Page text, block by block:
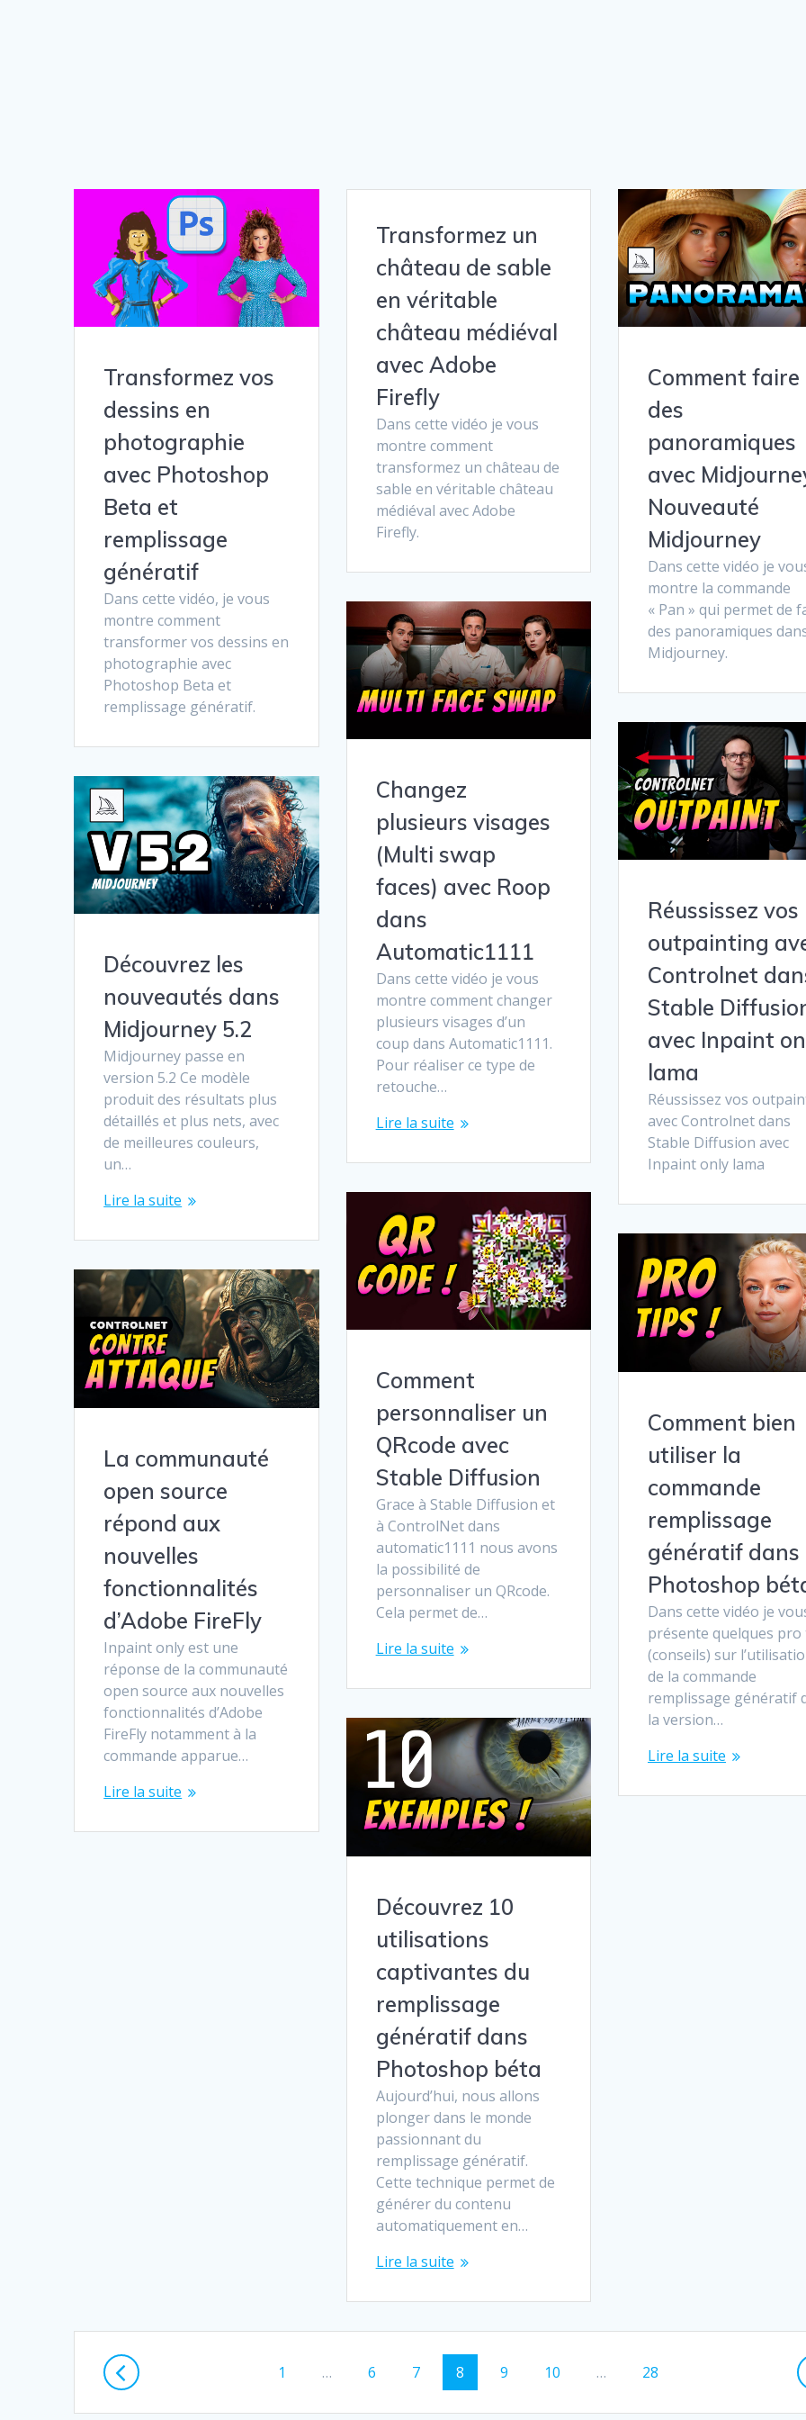
Transformez vos
dessins en
photographie
avec Photoshop
Beta et
remplissage
génératif
Dans cette vidéo, je vous
montre comment
transformer vos dessins en
photographie avec
Photoshop Beta et
remplissage génératif.
Transformez un
château de sable
en véritable
château médiéval
avec Adobe
Firefly
Dans cette vidéo je vous
montre comment
transformez un château de
sable en véritable château
médiéval avec Adobe
Firefly.
Comment faire
des
panoramiques
avec
Nouveauté
Midjourney
Dans cette vidéo je
montre la commande
« Pan » qui permet de
des panoramiques
Midjourney.
Changez
plusieurs visages
(Multi swap
faces) avec Roop
dans
Automatic1111
Dans cette vidéo je vous
montre comment changer
plusieurs visages d’un
coup dans Automatic1111.
Pour réaliser ce type de
retouche…
Lire la suite
Réussissez vos
outpainting
Controlnet
Stable
avec Inpaint
lama
Réussissez vos
avec Controlnet dans
Stable Diffusion avec
Inpaint only lama
Découvrez les
nouveautés dans
Midjourney 5.2
Midjourney passe en
version 5.2 Ce modèle
produit des résultats plus
détaillés et plus nets, avec
de meilleures couleurs,
un…
Lire la suite
Comment
personnaliser un
QRcode avec
Stable Diffusion
Grace à Stable Diffusion et
à ControlNet dans
automatic1111 nous avons
la possibilité de
personnaliser un QRcode.
Cela permet de…
Lire la suite
Comment bien
utiliser la
commande
remplissage
génératif dans
Photoshop
Dans cette vidéo je
présente quelques pro
(conseils) sur
de la commande
remplissage génératif
la version…
Lire la suite
La communauté
open source
répond aux
nouvelles
fonctionnalités
d’Adobe FireFly
Inpaint only est une
réponse de la communauté
open source aux nouvelles
fonctionnalités d’Adobe
FireFly notamment à la
commande apparue…
Lire la suite
Découvrez 10
utilisations
captivantes du
remplissage
génératif dans
Photoshop béta
Aujourd’hui, nous allons
plonger dans le monde
passionnant du
remplissage génératif.
Cette technique permet de
générer du contenu
automatiquement en…
Lire la suite
Navigation
au
Page
1 … Page
6 Page
7 Page
8 Page
9 Page
10 … Page
28